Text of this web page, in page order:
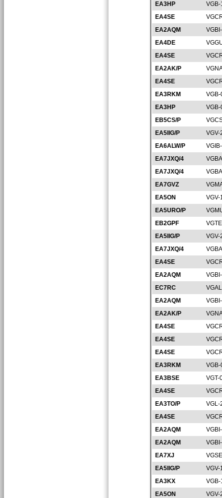
EA3HP
EA4SE
EA2AQM
EA4DE
EA4SE
EA2AK/P
EA4SE
EA3RKM
EA3HP
EB5CS/P
EA5IIG/P
VGV-
EA6ALW/P
EA7JXQ/4
EA7JXQ/4
EA7GVZ
EA5ON
VGV-
EA5URO/P
EB2GPF
EA5IIG/P
VGV-
EA7JXQ/4
EA4SE
EA2AQM
EC7RC
EA2AQM
EA2AK/P
EA4SE
EA4SE
EA4SE
EA3RKM
EA3BSE
VGT-
EA4SE
EA3TO/P
VGL-
EA4SE
EA2AQM
EA2AQM
EA7XJ
EA5IIG/P
VGV-
EA3KX
EA5ON
VGV-